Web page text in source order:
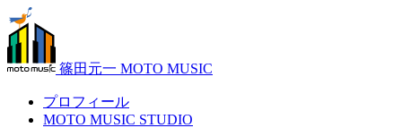
篠田元一 MOTO MUSIC
プロフィール
MOTO MUSIC STUDIO